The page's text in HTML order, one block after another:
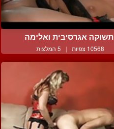
תשוקה אגרסיבית ואלימה
10568 צפיות | 5 המלצות